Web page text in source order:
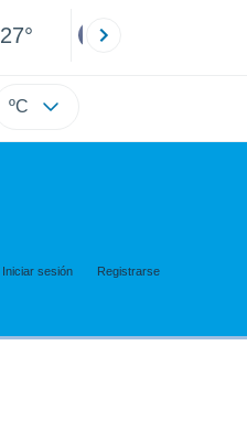
27°
ºC
Iniciar sesión Registrarse